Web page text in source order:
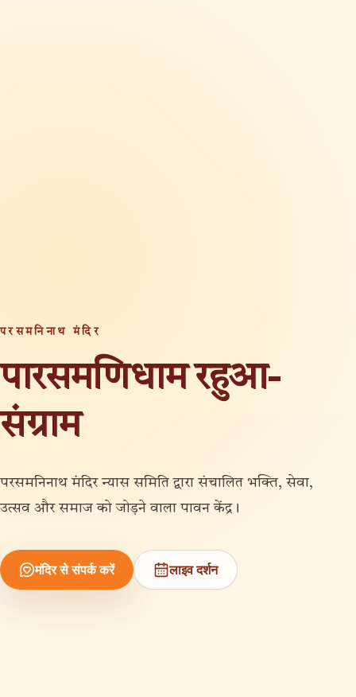
परसमनिनाथ मंदिर
पारसमणिधाम रहुआ-
संग्राम
परसमनिनाथ मंदिर न्यास समिति द्वारा संचालित भक्ति, सेवा,
उत्सव और समाज को जोड़ने वाला पावन केंद्र।
मंदिर से संपर्क करें लाइव दर्शन